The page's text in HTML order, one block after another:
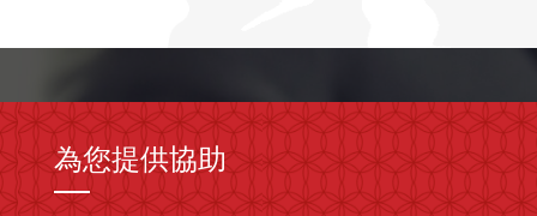
為您提供協助